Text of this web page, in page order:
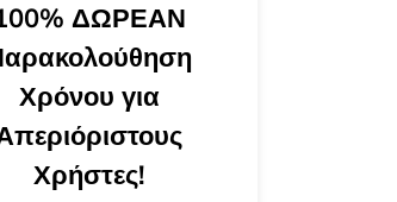
ΔΩΡΕΑΝ
Χρόνου για
Χρήστες!